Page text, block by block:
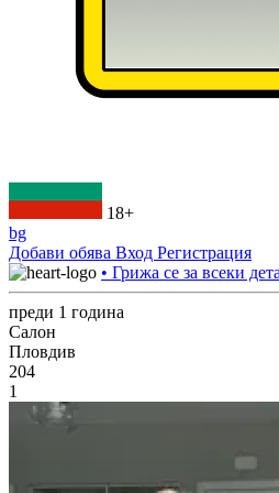
18+
bg
Добави обява Вход Регистрация
• Грижа се за всеки
преди 1 година
Салон
Пловдив
204
1